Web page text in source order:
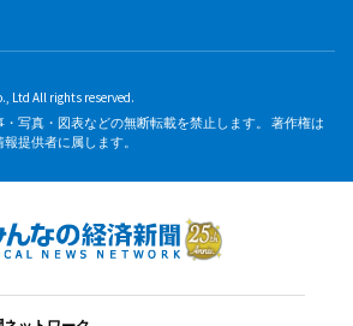
Ltd All rights reserved.
写真・図表などの無断転載を禁止します。 著作権は
提供者に属します。